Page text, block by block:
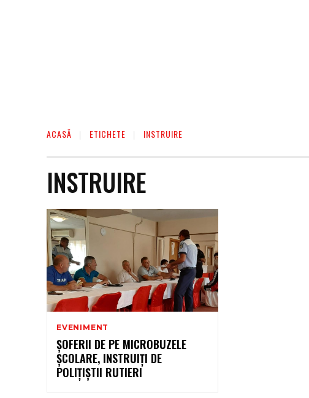
ACASĂ ETICHETE INSTRUIRE
INSTRUIRE
EVENIMENT
ŞOFERII DE PE MICROBUZELE
ŞCOLARE, INSTRUIŢI DE
POLIŢIŞTII RUTIERI